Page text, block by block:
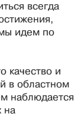
всегда
идем по
качество и
в областном
наблюдается
на